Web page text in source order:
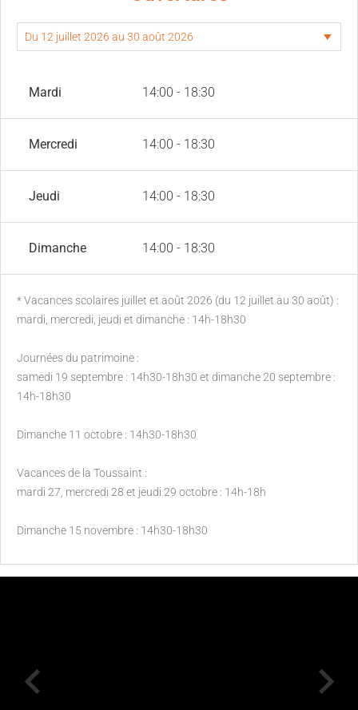
Mardi 14:00 - 18:30
Mercredi 14:00 - 18:30
Jeudi 14:00 - 18:30
Dimanche 14:00 - 18:30
* Vacances scolaires juillet et août 2026 (du 12 juillet au 30 août) :
mardi, mercredi, jeudi et dimanche : 14h-18h30
Journées du patrimoine :
samedi 19 septembre : 14h30-18h30 et dimanche 20 septembre :
14h-18h30
Dimanche 11 octobre : 14h30-18h30
Vacances de la Toussaint :
mardi 27, mercredi 28 et jeudi 29 octobre : 14h-18h
Dimanche 15 novembre : 14h30-18h30